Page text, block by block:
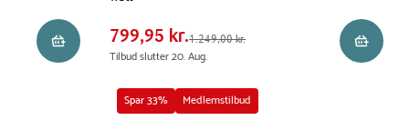
Reservér i butik
OBH
Nordica
mix
blender
tabel
Førpris
1.249,00 kr.
799,95 kr.1.249,00 kr.
Tilbud slutter 20. Aug.
Spar 33% Medlemstilbud